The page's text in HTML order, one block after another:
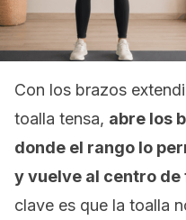
Con los brazos
toalla tensa, abre los
donde el rango lo
y vuelve al centro
clave es que la toalla